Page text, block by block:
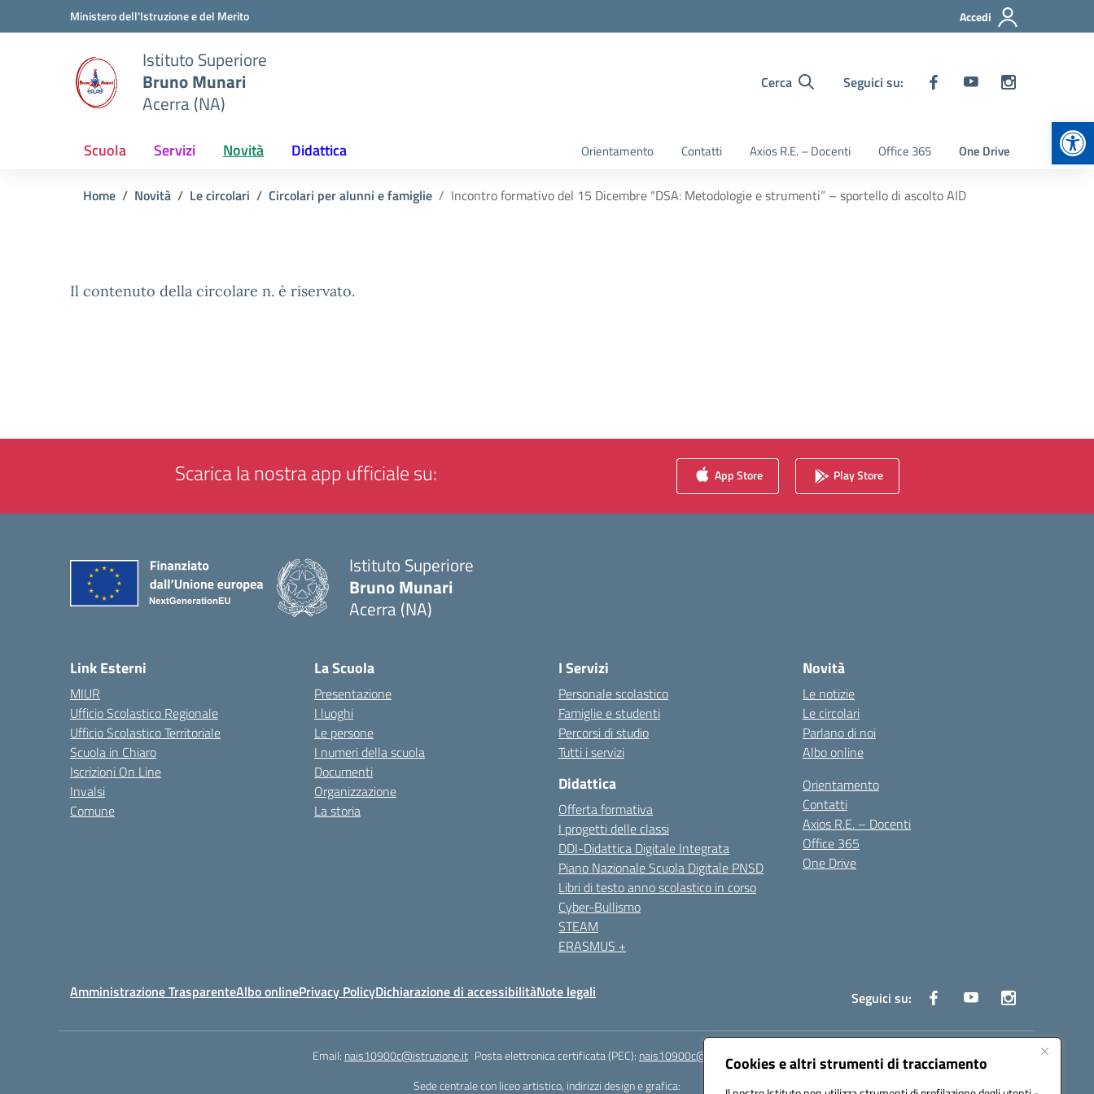
Cookies e altri strumenti di tracciamento
Vai ai contenuti
Vai al menu di navigazioneMinistero dell'Istruzione e del Merito Accedi
Istituto Superiore
Bruno Munari
Acerra (NA)
Cerca Seguici su:
Scuola Servizi Novità Didattica Orientamento Contatti Axios R.E. – Docenti Office 365 One Drive
Home Novità Le circolari Circolari per alunni e famiglie Incontro formativo del 15 Dicembre “DSA: Metodologie e strumenti” – sportello di ascolto AID
Il contenuto della circolare n. è riservato.
Scarica la nostra app ufficiale su: App Store Play Store
Istituto Superiore
Bruno Munari
Acerra (NA)
Link Esterni
MIUR
Ufficio Scolastico Regionale
Ufficio Scolastico Territoriale
Scuola in Chiaro
Iscrizioni On Line
Invalsi
Comune
La Scuola
Presentazione
I luoghi
Le persone
I numeri della scuola
Documenti
Organizzazione
La storia
I Servizi
Personale scolastico
Famiglie e studenti
Percorsi di studio
Tutti i servizi
Didattica
Offerta formativa
I progetti delle classi
DDI-Didattica Digitale Integrata
Piano Nazionale Scuola Digitale PNSD
Libri di testo anno scolastico in corso
Cyber-Bullismo
STEAM
ERASMUS +
Novità
Le notizie
Le circolari
Parlano di noi
Albo online
Orientamento
Contatti
Axios R.E. – Docenti
Office 365
One Drive
Amministrazione TrasparenteAlbo onlinePrivacy PolicyDichiarazione di accessibilitàNote legali Seguici su:
Email: nais10900c@istruzione.it Posta elettronica certificata (PEC): nais10900c@pec.istruzione.it
Sede centrale con liceo artistico, indirizzi design e grafica: